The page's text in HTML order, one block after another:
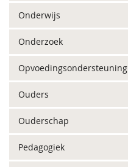
Onderwijs
Onderzoek
Opvoedingsondersteuning
Ouders
Ouderschap
Pedagogiek